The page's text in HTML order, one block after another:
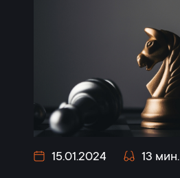
15.01.2024 13 мин.